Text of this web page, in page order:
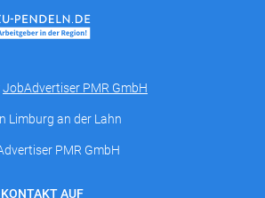
JobAdvertiser PMR GmbH
Limburg an der Lahn
PMR GmbH
AUF